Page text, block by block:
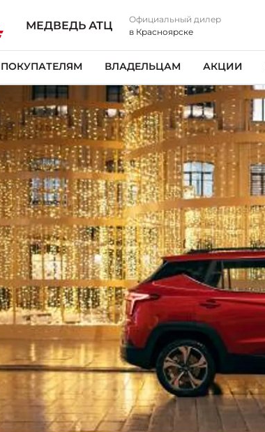
МЕДВЕДЬ АТЦ
Официальный дилер
в Красноярске
ПОКУПАТЕЛЯМ ВЛАДЕЛЬЦАМ АКЦИИ